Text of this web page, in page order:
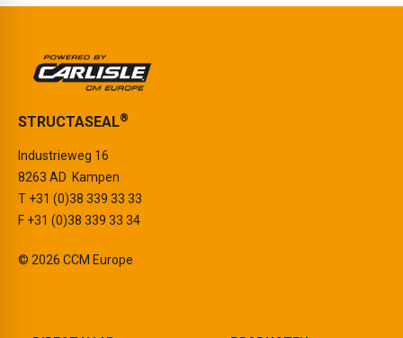
STRUCTASEAL®
Industrieweg 16
8263 AD Kampen
T +31 (0)38 339 33 33
F +31 (0)38 339 33 34
© 2026 CCM Europe